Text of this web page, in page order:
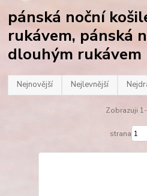
pánská noční
rukávem, pánská
dlouhým rukávem
Nejnovější Nejlevnější
Zobrazuji
strana